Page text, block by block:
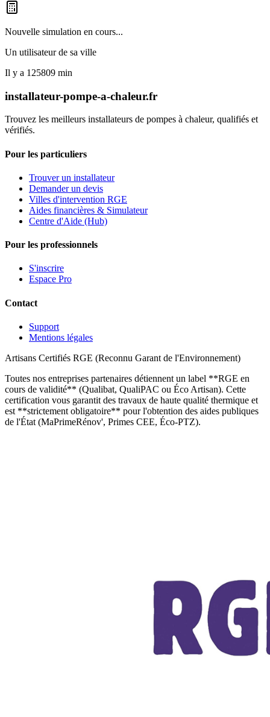
Nouvelle simulation en cours...
Un utilisateur de sa ville
Il y a 125809 min
installateur-pompe-a-chaleur.fr
Trouvez les meilleurs installateurs de pompes à chaleur, qualifiés et
vérifiés.
Pour les particuliers
Trouver un installateur
Demander un devis
Villes d'intervention RGE
Aides financières & Simulateur
Centre d'Aide (Hub)
Pour les professionnels
S'inscrire
Espace Pro
Contact
Support
Mentions légales
Artisans Certifiés RGE (Reconnu Garant de l'Environnement)
Toutes nos entreprises partenaires détiennent un label **RGE en
cours de validité** (Qualibat, QualiPAC ou Éco Artisan). Cette
certification vous garantit des travaux de haute qualité thermique et
est **strictement obligatoire** pour l'obtention des aides publiques
de l'État (MaPrimeRénov', Primes CEE, Éco-PTZ).